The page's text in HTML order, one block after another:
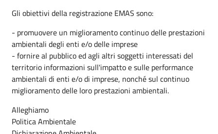
Gli obiettivi della registrazione EMAS sono:
- promuovere un miglioramento continuo delle prestazioni
ambientali degli enti e/o delle imprese
- fornire al pubblico ed agli altri soggetti interessati del
territorio informazioni sull'impatto e sulle performance
ambientali di enti e/o di imprese, nonché sul continuo
miglioramento delle loro prestazioni ambientali.
Alleghiamo
Politica Ambientale